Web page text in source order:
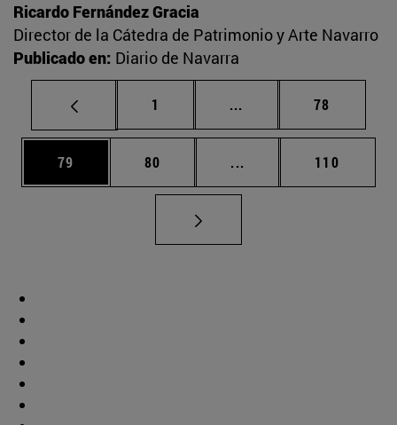
Ricardo Fernández Gracia
Director de la Cátedra de Patrimonio y Arte Navarro
Publicado en: Diario de Navarra
Página
1 ... Páginas intermedias
Página
78
Página
79 Página
80 ... Páginas intermedias
Página
110